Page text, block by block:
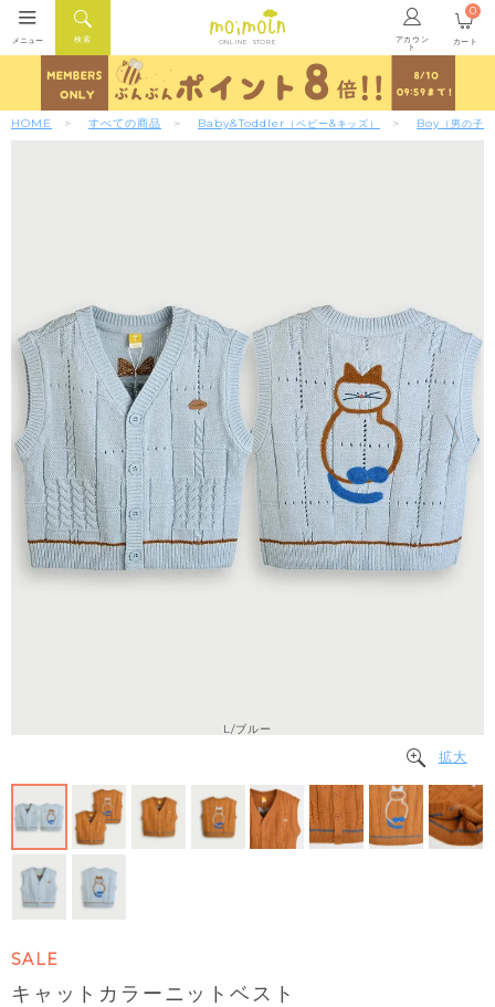
ONLINE STORE アカウン
ト
検索
メニュー カート
0
HOME すべての商品 Baby&Toddler （ベビー&キッズ） Boy （男の子）
L/ブルー
拡大
SALE
キャットカラーニットベスト